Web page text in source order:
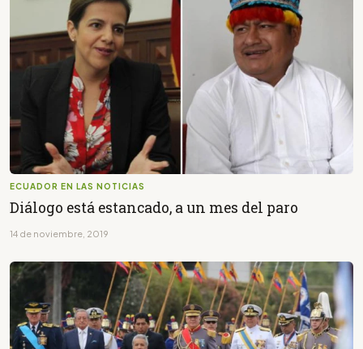
ECUADOR EN LAS NOTICIAS
Diálogo está estancado, a un mes del paro
14 de noviembre, 2019